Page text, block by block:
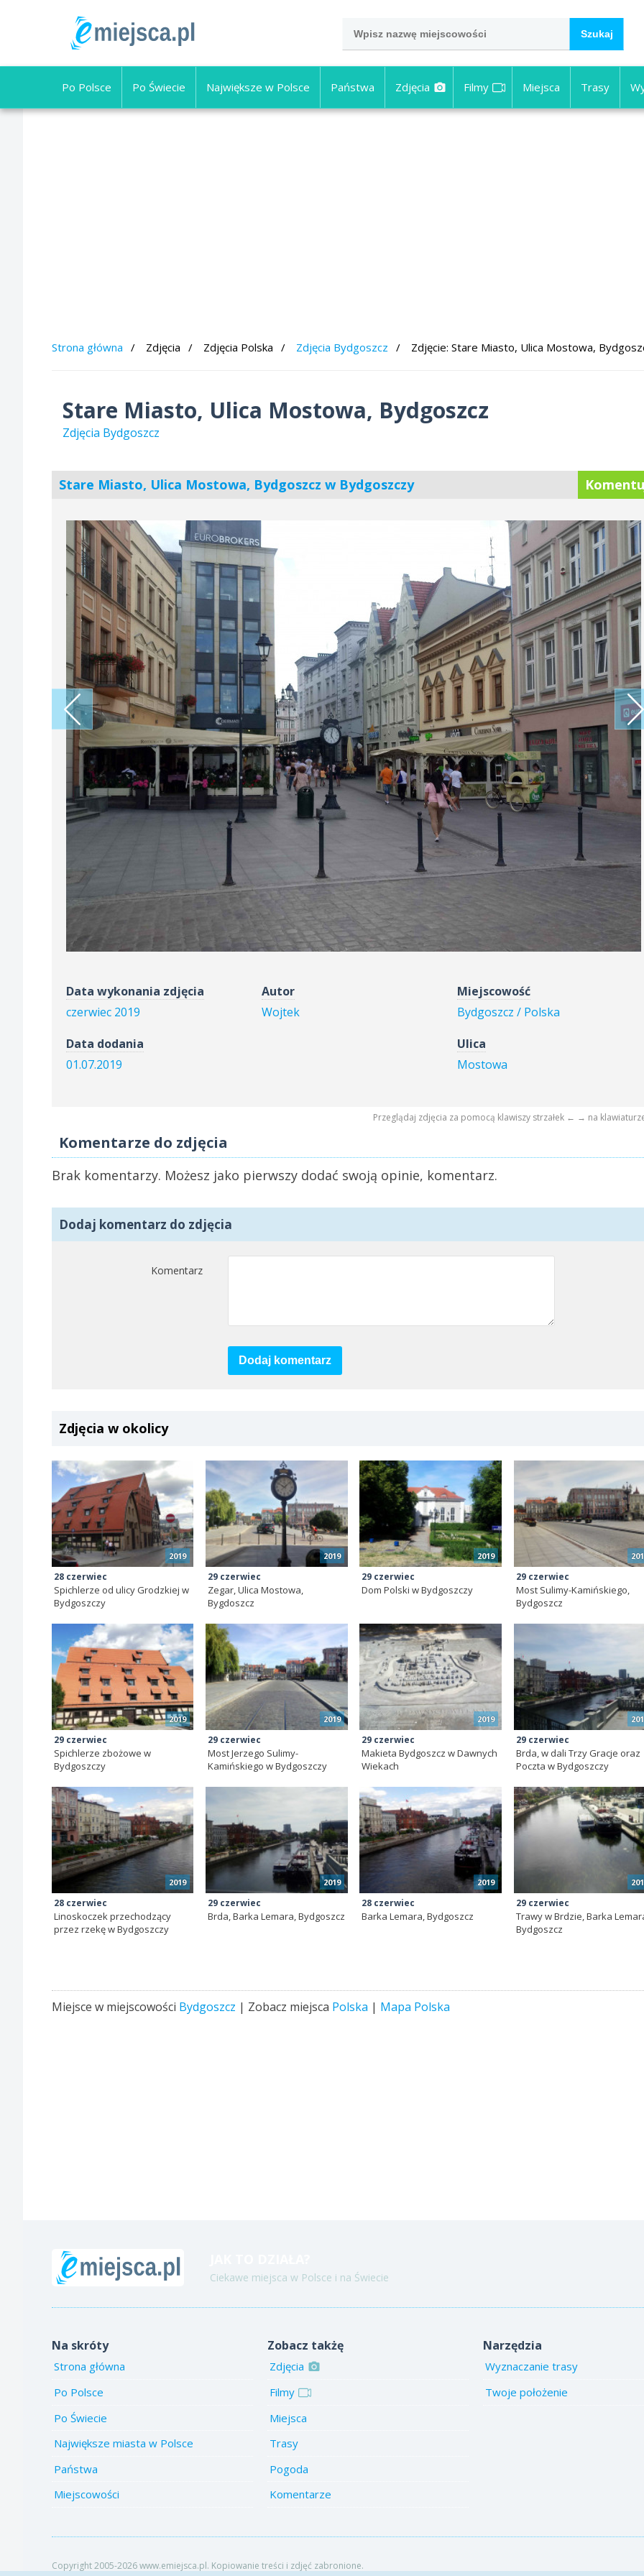
Po Polsce Po Świecie Największe w Polsce Państwa Zdjęcia Filmy Miejsca Trasy
Strona główna Zdjęcia Zdjęcia Polska Zdjęcia Bydgoszcz Zdjęcie: Stare Miasto, Ulica Mostowa,
Stare Miasto, Ulica Mostowa, Bydgoszcz
Zdjęcia Bydgoszcz
Stare Miasto, Ulica Mostowa, Bydgoszcz w Bydgoszczy
Data wykonania zdjęcia
czerwiec 2019
Autor
Wojtek
Miejscowość
Bydgoszcz / Polska
Data dodania
01.07.2019
Ulica
Mostowa
Przeglądaj zdjęcia za pomocą klawiszy strzałek ← → na
Komentarze do zdjęcia
Brak komentarzy. Możesz jako pierwszy dodać swoją opinie, komentarz.
Dodaj komentarz do zdjęcia
Komentarz
Dodaj komentarz
Zdjęcia w okolicy
2019
28 czerwiec
Spichlerze od ulicy Grodzkiej w
Bydgoszczy
2019
29 czerwiec
Zegar, Ulica Mostowa,
Bygdoszcz
2019
29 czerwiec
Dom Polski w Bydgoszczy
29 czerwiec
Most Sulimy-Kamińskiego,
Bydgoszcz
2019
29 czerwiec
Spichlerze zbożowe w
Bydgoszczy
2019
29 czerwiec
Most Jerzego Sulimy-
Kamińskiego w Bydgoszczy
2019
29 czerwiec
Makieta Bydgoszcz w Dawnych
Wiekach
29 czerwiec
Brda, w dali Trzy Gracje oraz
Poczta w Bydgoszczy
2019
28 czerwiec
Linoskoczek przechodzący
przez rzekę w Bydgoszczy
2019
29 czerwiec
Brda, Barka Lemara, Bydgoszcz
2019
28 czerwiec
Barka Lemara, Bydgoszcz
29 czerwiec
Trawy w Brdzie, Barka
Bydgoszcz
Miejsce w miejscowości Bydgoszcz | Zobacz miejsca Polska | Mapa Polska
Ciekawe miejsca w Polsce i na Świecie
Na skróty
Strona główna
Po Polsce
Po Świecie
Największe miasta w Polsce
Państwa
Miejscowości
Zobacz takżę
Zdjęcia
Filmy
Miejsca
Trasy
Pogoda
Komentarze
Narzędzia
Wyznaczanie trasy
Twoje położenie
Copyright 2005-2026 www.emiejsca.pl. Kopiowanie treści i zdjęć zabronione.